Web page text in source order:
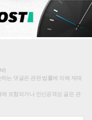
는 댓글은 관련 법률에 의해 제재
포함되거나 인신공격성 글은 관